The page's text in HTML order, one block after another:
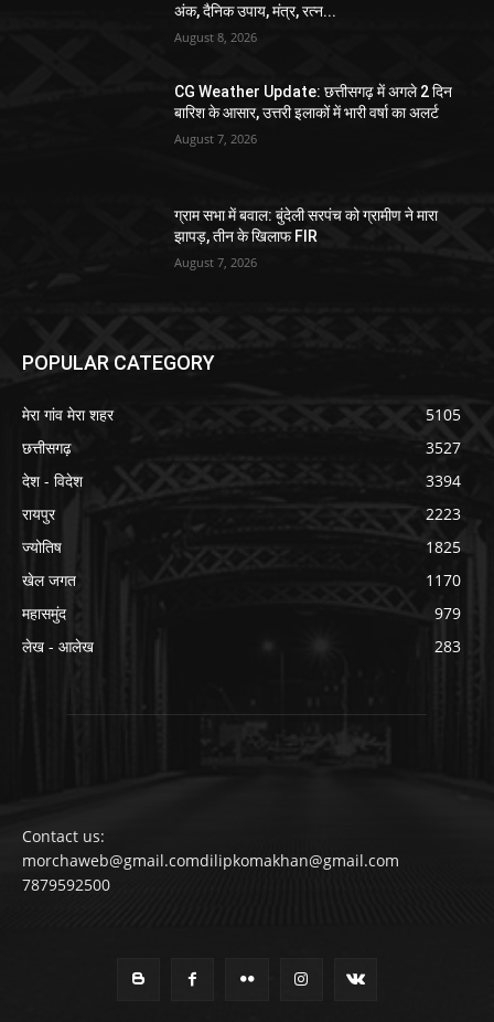
अंक, दैनिक उपाय, मंत्र, रत्न...
August 8, 2026
CG Weather Update: छत्तीसगढ़ में अगले 2 दिन
बारिश के आसार, उत्तरी इलाकों में भारी वर्षा का अलर्ट
August 7, 2026
ग्राम सभा में बवाल: बुंदेली सरपंच को ग्रामीण ने मारा
झापड़, तीन के खिलाफ FIR
August 7, 2026
POPULAR CATEGORY
मेरा गांव मेरा शहर
5105
छत्तीसगढ़
3527
देश - विदेश
3394
रायपुर
2223
ज्योतिष
1825
खेल जगत
1170
महासमुंद
979
लेख - आलेख
283
Contact us:
morchaweb@gmail.comdilipkomakhan@gmail.com
7879592500